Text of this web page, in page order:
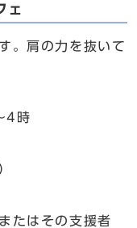
ェ
。肩の力を抜いて
4時
たはその支援者